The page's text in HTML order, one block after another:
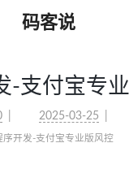
码客说
-支付宝专
2025-03-25
序开发-支付宝专业版风控